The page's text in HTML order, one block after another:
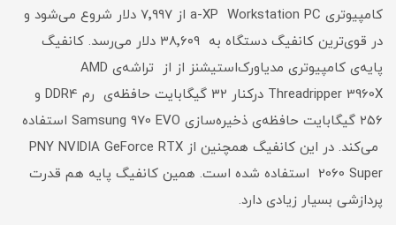
کامپیوتر‌ی a-XP Workstation PC از ۷٬۹۹۷ دلار شروع می‌شود و
در قوی‌ترین کانفیگ دستگاه به ۳۸٬۶۰۹ دلار می‌رسد. کانفیگ
پایه‌ی کامپیوتر‌ی مدیاورک‌استیشنز از از تراشه‌ی AMD
Threadripper 3960X درکنار ۳۲ گیگابایت حافظه‌ی رم DDR4 و
۲۵۶ گیگابایت حافظه‌ی ذخیره‌سازی Samsung 970 EVO استفاده
می‌کند. در این کانفیگ همچنین از PNY NVIDIA GeForce RTX
2060 Super استفاده شده است. همین کانفیگ پایه هم قدرت
پردازشی بسیار زیادی دارد.